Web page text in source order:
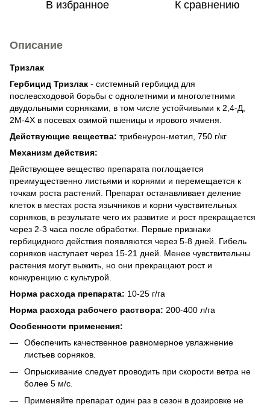
В избранное К сравнению
Описание
Тризлак
Гербицид Тризлак - системный гербицид для
послевсходовой борьбы с однолетними и многолетними
двудольными сорняками, в том числе устойчивыми к 2,4-Д,
2М-4Х в посевах озимой пшеницы и ярового ячменя.
Действующие вещества: трибенурон-метил, 750 г/кг
Механизм действия:
Действующее вещество препарата поглощается
преимущественно листьями и корнями и перемещается к
точкам роста растений. Препарат останавливает деление
клеток в местах роста язычников и корни чувствительных
сорняков, в результате чего их развитие и рост прекращается
через 2-3 часа после обработки. Первые признаки
гербицидного действия появляются через 5-8 дней. Гибель
сорняков наступает через 15-21 дней. Менее чувствительны
растения могут выжить, но они прекращают рост и
конкуренцию с культурой.
Норма расхода препарата: 10-25 г/га
Норма расхода рабочего раствора: 200-400 л/га
Особенности применения:
Обеспечить качественное равномерное увлажнение
листьев сорняков.
Опрыскивание следует проводить при скорости ветра не
более 5 м/с.
Применяйте препарат один раз в сезон в дозировке не